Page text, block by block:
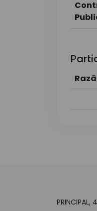
PRINCIPAL,